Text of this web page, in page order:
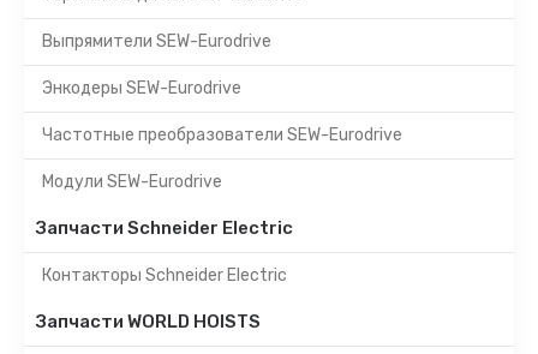
Выпрямители SEW-Eurodrive
Энкодеры SEW-Eurodrive
Частотные преобразователи SEW-Eurodrive
Модули SEW-Eurodrive
Запчасти Schneider Electric
Контакторы Schneider Electric
Запчасти WORLD HOISTS